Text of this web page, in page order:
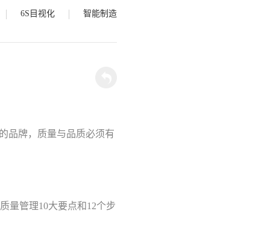
6S目视化 智能制造
品牌，质量与品质必须有
量管理10大要点和12个步